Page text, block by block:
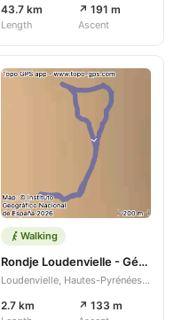
43.7 km
Length
↗ 191 m
Ascent
Walking
Rondje Loudenvielle - Génos
Loudenvielle, Hautes-Pyrénées, Occitanie, FR
2.7 km ↗ 133 m